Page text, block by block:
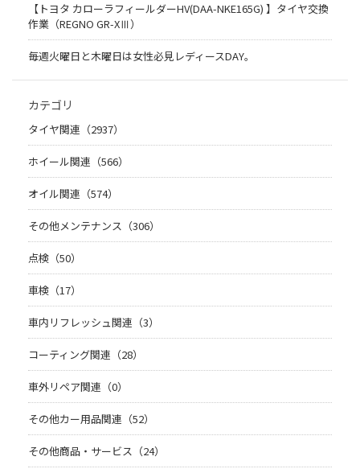
【トヨタ カローラフィールダーHV(DAA-NKE165G) 】タイヤ交換
作業（REGNO GR-XⅢ）
毎週火曜日と木曜日は女性必見レディースDAY。
カテゴリ
タイヤ関連（2937）
ホイール関連（566）
オイル関連（574）
その他メンテナンス（306）
点検（50）
車検（17）
車内リフレッシュ関連（3）
コーティング関連（28）
車外リペア関連（0）
その他カー用品関連（52）
その他商品・サービス（24）